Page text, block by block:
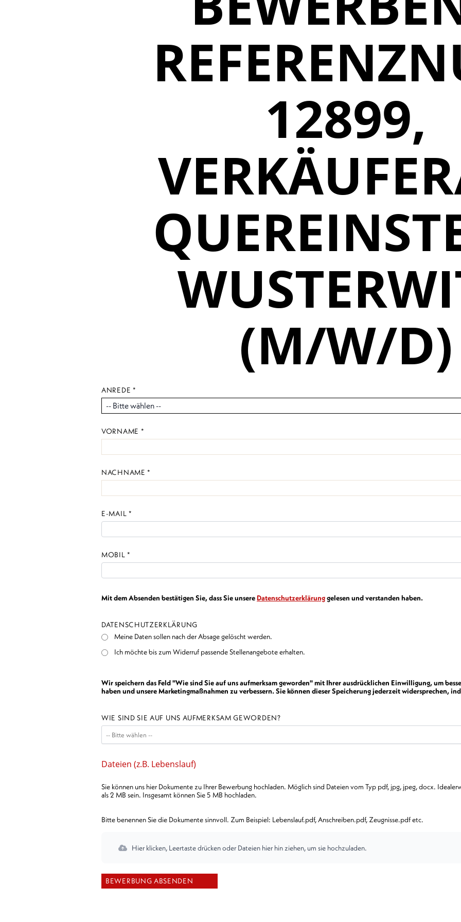
12899,
(M/W/D)
ANREDE *
VORNAME *
NACHNAME *
E-MAIL *
MOBIL *
Mit dem Absenden bestätigen Sie, dass Sie unsere Datenschutzerklärunggelesen und verstanden haben.
DATENSCHUTZERKLÄRUNG
Meine Daten sollen nach der Absage gelöscht werden.
Ich möchte bis zum Widerruf passende Stellenangebote erhalten.
Wir speichern das Feld "Wie sind Sie auf uns aufmerksam geworden" mit Ihrer ausdrücklichen Einwilligung, um
haben und unsere Marketingmaßnahmen zu verbessern. Sie können dieser Speicherung jederzeit widersprechen,
WIE SIND SIE AUF UNS AUFMERKSAM GEWORDEN?
Dateien (z.B. Lebenslauf)
Sie können uns hier Dokumente zu Ihrer Bewerbung hochladen. Möglich sind Dateien vom Typ pdf, jpg, jpeg, docx.
als 2 MB sein. Insgesamt können Sie 5 MB hochladen.
Bitte benennen Sie die Dokumente sinnvoll. Zum Beispiel: Lebenslauf.pdf, Anschreiben.pdf, Zeugnisse.pdf etc.
Hier klicken, Leertaste drücken oder Dateien hier hin ziehen, um sie hochzuladen.